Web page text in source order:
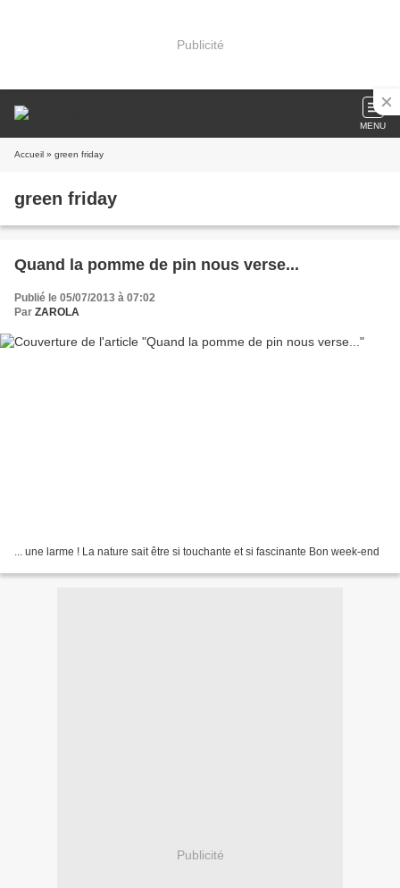
Publicité
MENU
Accueil » green friday
green friday
Quand la pomme de pin nous verse...
Publié le 05/07/2013 à 07:02
Par ZAROLA
... une larme ! La nature sait être si touchante et si fascinante Bon week-end
Publicité